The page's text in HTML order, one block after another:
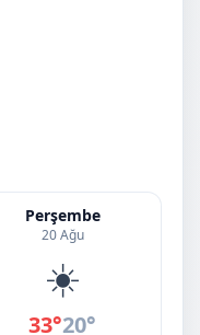
Perşembe
20 Ağu
☀️
33°20°